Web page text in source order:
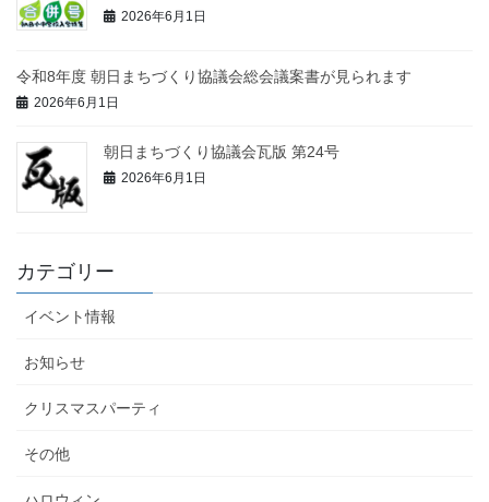
2026年6月1日
令和8年度 朝日まちづくり協議会総会議案書が見られます
2026年6月1日
朝日まちづくり協議会瓦版 第24号
2026年6月1日
カテゴリー
イベント情報
お知らせ
クリスマスパーティ
その他